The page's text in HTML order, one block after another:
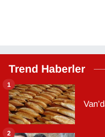
Trend Haberler
1
2